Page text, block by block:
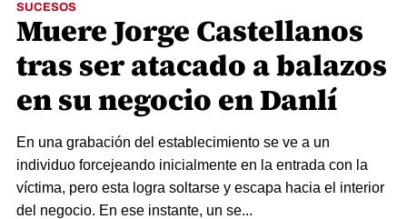
SUCESOS
Muere Jorge Castellanos
tras ser atacado a balazos
en su negocio en Danlí
En una grabación del establecimiento se ve a un
individuo forcejeando inicialmente en la entrada con la
víctima, pero esta logra soltarse y escapa hacia el interior
del negocio. En ese instante, un se...